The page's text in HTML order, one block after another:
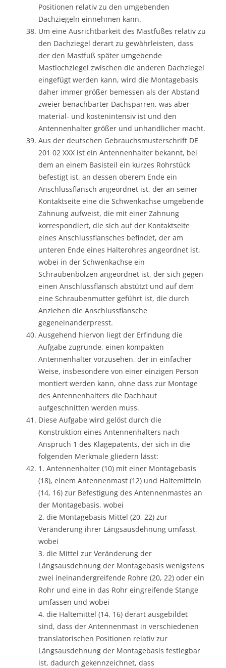
Positionen relativ zu den umgebenden
Dachziegeln einnehmen kann.
Um eine Ausrichtbarkeit des Mastfußes relativ zu
den Dachziegel derart zu gewährleisten, dass
der den Mastfuß später umgebende
Mastlochziegel zwischen die anderen Dachziegel
eingefügt werden kann, wird die Montagebasis
daher immer größer bemessen als der Abstand
zweier benachbarter Dachsparren, was aber
material- und kostenintensiv ist und den
Antennenhalter größer und unhandlicher macht.
Aus der deutschen Gebrauchsmusterschrift DE
201 02 XXX ist ein Antennenhalter bekannt, bei
dem an einem Basisteil ein kurzes Rohrstück
befestigt ist, an dessen oberem Ende ein
Anschlussflansch angeordnet ist, der an seiner
Kontaktseite eine die Schwenkachse umgebende
Zahnung aufweist, die mit einer Zahnung
korrespondiert, die sich auf der Kontaktseite
eines Anschlussflansches befindet, der am
unteren Ende eines Halterohres angeordnet ist,
wobei in der Schwenkachse ein
Schraubenbolzen angeordnet ist, der sich gegen
einen Anschlussflansch abstützt und auf dem
eine Schraubenmutter geführt ist, die durch
Anziehen die Anschlussflansche
gegeneinanderpresst.
Ausgehend hiervon liegt der Erfindung die
Aufgabe zugrunde, einen kompakten
Antennenhalter vorzusehen, der in einfacher
Weise, insbesondere von einer einzigen Person
montiert werden kann, ohne dass zur Montage
des Antennenhalters die Dachhaut
aufgeschnitten werden muss.
Diese Aufgabe wird gelöst durch die
Konstruktion eines Antennenhalters nach
Anspruch 1 des Klagepatents, der sich in die
folgenden Merkmale gliedern lässt:
1. Antennenhalter (10) mit einer Montagebasis
(18), einem Antennenmast (12) und Haltemitteln
(14, 16) zur Befestigung des Antennenmastes an
der Montagebasis, wobei
2. die Montagebasis Mittel (20, 22) zur
Veränderung ihrer Längsausdehnung umfasst,
wobei
3. die Mittel zur Veränderung der
Längsausdehnung der Montagebasis wenigstens
zwei ineinandergreifende Rohre (20, 22) oder ein
Rohr und eine in das Rohr eingreifende Stange
umfassen und wobei
4. die Haltemittel (14, 16) derart ausgebildet
sind, dass der Antennenmast in verschiedenen
translatorischen Positionen relativ zur
Längsausdehnung der Montagebasis festlegbar
ist, dadurch gekennzeichnet, dass